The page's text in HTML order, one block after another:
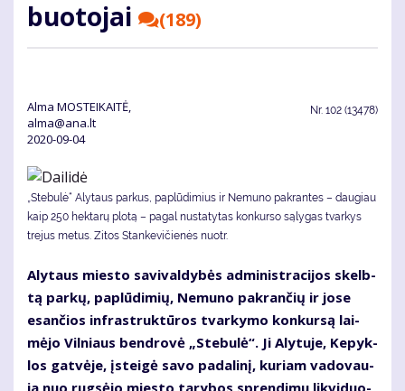
buo­to­jai
(189)
Alma MOSTEIKAITĖ,
alma@ana.lt
2020-09-04
Nr. 102 (13478)
„Ste­bu­lė“ Aly­taus par­kus, pa­plū­di­mius ir Ne­mu­no pa­kran­tes – dau­giau
kaip 250 hek­ta­rų plo­tą – pa­gal nu­sta­ty­tas kon­kur­so są­ly­gas tvar­kys
tre­jus me­tus. Zi­tos Stan­ke­vi­čie­nės nuotr.
Aly­taus mies­to sa­vi­val­dy­bės ad­mi­nist­ra­ci­jos skelb­
tą par­kų, pa­plū­di­mių, Ne­mu­no pa­kran­čių ir jo­se
esan­čios in­fra­struk­tū­ros tvar­ky­mo kon­kur­są lai­
mė­jo Vil­niaus ben­dro­vė „Ste­bu­lė“. Ji Aly­tu­je, Ke­pyk­
los gat­vė­je, įstei­gė sa­vo pa­da­li­nį, ku­riam va­do­vau­
ja nuo rug­sė­jo mies­to ta­ry­bos spren­di­mu lik­vi­duo­